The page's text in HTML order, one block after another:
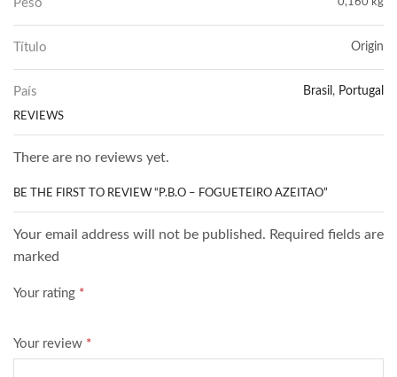
Peso 0,160 kg
Título Origin
País Brasil , Portugal
REVIEWS
There are no reviews yet.
BE THE FIRST TO REVIEW “P.B.O – FOGUETEIRO AZEITAO”
Your email address will not be published. Required fields are
marked
Your rating *
Your review *